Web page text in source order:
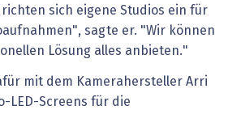
sich eigene Studios ein für
sagte er. "Wir können
Lösung alles anbieten."
mit dem Kamerahersteller Arri
LED-Screens für die